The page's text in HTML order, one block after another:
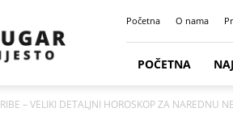
Početna O nama
POČETNA
RIBE – VELIKI DETALJNI HOROSKOP ZA NAREDNU